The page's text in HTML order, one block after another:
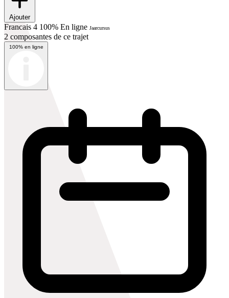
Ajouter
Francais 4 100% En ligne Jaarcursus
2 composantes de ce trajet
100% en ligne